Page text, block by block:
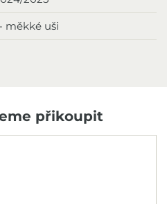
měkké uši
přikoupit